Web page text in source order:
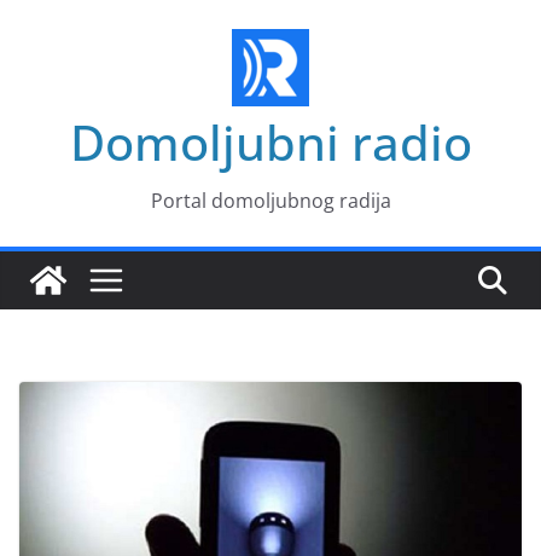
Domoljubni radio
Portal domoljubnog radija